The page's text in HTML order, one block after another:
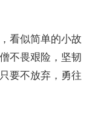
看似简单的小故
不畏艰险，坚韧
要不放弃，勇往